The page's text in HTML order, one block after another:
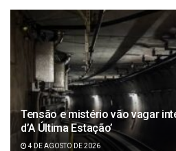
Tensão e mistério vão vagar
d’A Última Estação’
4 DE AGOSTO DE 2026